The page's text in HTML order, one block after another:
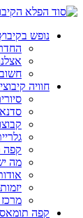
דלג
נופש בקיבוץ
חוויה
קפה
מה
קפה תומאס